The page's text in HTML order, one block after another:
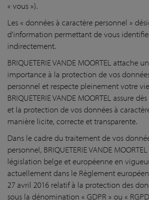
« vous »).
Les « données à caractère personnel »
d'information permettant de vous
indirectement.
BRIQUETERIE VANDE MOORTEL attache
importance à la protection de vos
personnel et respecte pleinement votre
BRIQUETERIE VANDE MOORTEL assure
et la protection de vos données à
manière licite, correcte et transparente.
Dans le cadre du traitement de vos
personnel, BRIQUETERIE VANDE
législation belge et européenne en
actuellement dans le Règlement
27 avril 2016 relatif à la protection des
sous la dénomination « GDPR » ou «